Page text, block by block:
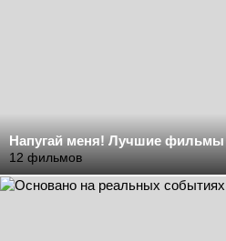
Напугай меня! Лучшие фильмы
12 фильмов